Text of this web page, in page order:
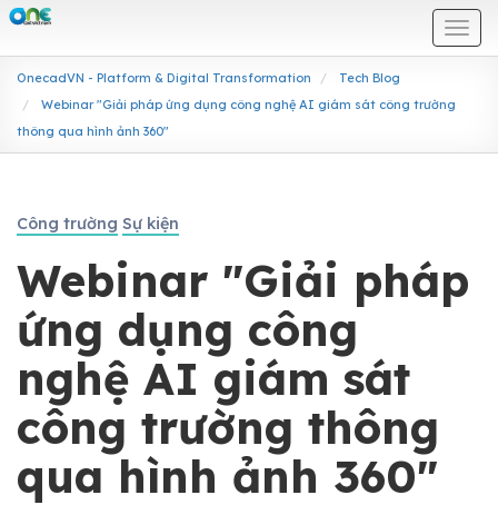
OnecadVN - Platform & Digital Transformation
Tech Blog
Webinar "Giải pháp ứng dụng công nghệ AI giám sát công trường
thông qua hình ảnh 360"
Công trường Sự kiện
Webinar "Giải pháp
ứng dụng công
nghệ AI giám sát
công trường thông
qua hình ảnh 360"